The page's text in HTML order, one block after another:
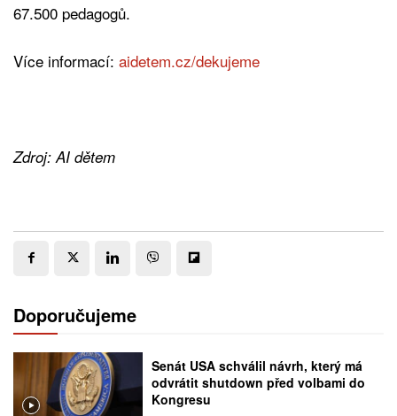
67.500 pedagogů.
Více informací: aidetem.cz/dekujeme
Zdroj: AI dětem
Doporučujeme
Senát USA schválil návrh, který má
odvrátit shutdown před volbami do
Kongresu